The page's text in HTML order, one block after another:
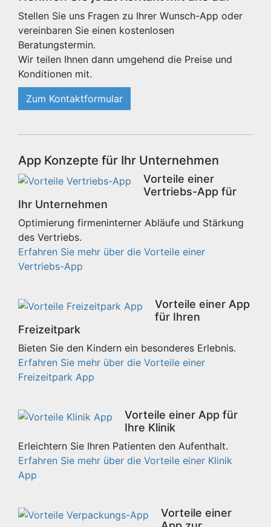
Stellen Sie uns Fragen zu Ihrer Wunsch-App oder
vereinbaren Sie einen kostenlosen
Beratungstermin.
Wir teilen Ihnen dann umgehend die Preise und
Konditionen mit.
Zum Kontaktformular
App Konzepte für Ihr Unternehmen
Vorteile einer
Vertriebs-App für
Ihr Unternehmen
Optimierung firmeninterner Abläufe und Stärkung
des Vertriebs.
Erfahren Sie mehr über die Vorteile einer
Vertriebs-App
Vorteile einer App
für Ihren
Freizeitpark
Bieten Sie den Kindern ein besonderes Erlebnis.
Erfahren Sie mehr über die Vorteile einer
Freizeitpark App
Vorteile einer App für
Ihre Klinik
Erleichtern Sie Ihren Patienten den Aufenthalt.
Erfahren Sie mehr über die Vorteile einer Klinik
App
Vorteile einer